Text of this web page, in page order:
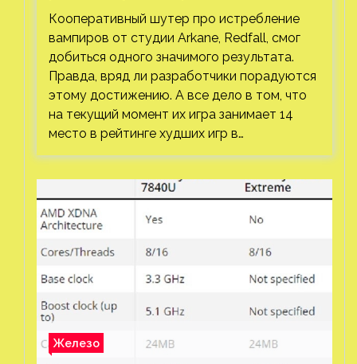
Кооперативный шутер про истребление
вампиров от студии Arkane, Redfall, смог
добиться одного значимого результата.
Правда, вряд ли разработчики порадуются
этому достижению. А все дело в том, что
на текущий момент их игра занимает 14
место в рейтинге худших игр в…
Железо